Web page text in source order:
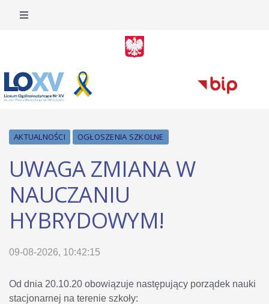
AKTUALNOŚCI OGŁOSZENIA SZKOLNE
UWAGA ZMIANA W
NAUCZANIU
HYBRYDOWYM!
09-08-2026, 10:42:15
Od dnia 20.10.20 obowiązuje następujący porządek nauki
stacjonarnej na terenie szkoły: